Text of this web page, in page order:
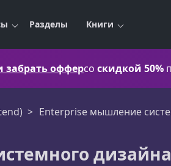
Разделы Книги
забрать офферсо скидкой 50%
Enterprise мышление
дизайна